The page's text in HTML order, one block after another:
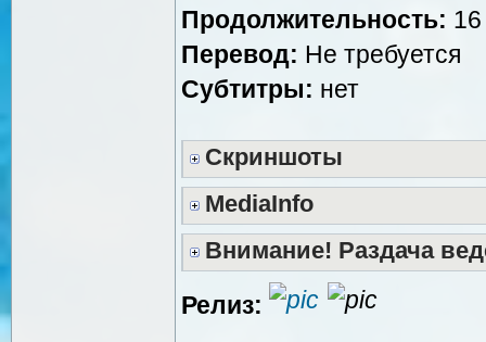
Продолжительность:
Перевод: Не требуется
Субтитры: нет
Скриншоты
MediaInfo
Внимание! Раздача
Релиз: